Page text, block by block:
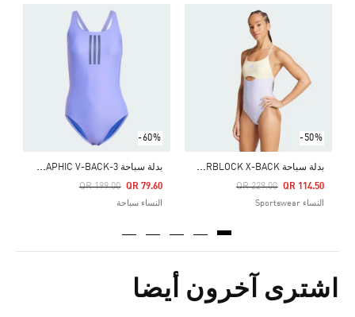
-50%
ب
دلة سباحة PADDED COLORBLOCK X-BACK
Price Reduced From
QR 229.00
To QR 114.50
النساء Sportswear
-60%
ب
دلة سباحة 3-STRIPES GRAPHIC V-BACK
Price Reduced From
QR 199.00
To QR 79.60
النساء سباحة
اشترى آخرون أيضا